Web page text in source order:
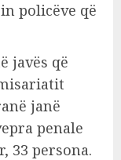
policëve që
javës që
janë
penale
33 persona.